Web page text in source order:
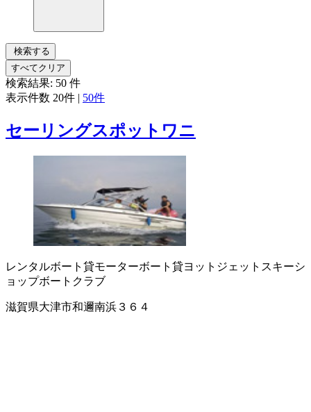
検索する
すべてクリア
検索結果: 50 件
表示件数 20件 | 50件
セーリングスポットワニ
レンタルボート 貸モーターボート 貸ヨット ジェットスキーシ
ョップボートクラブ
滋賀県大津市和邇南浜３６４